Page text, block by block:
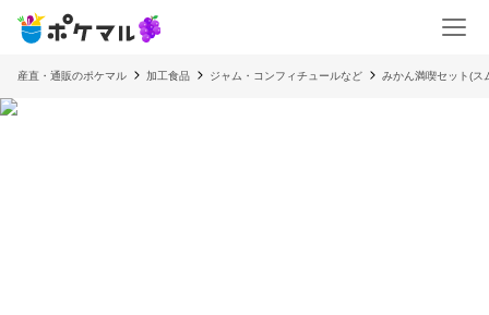
産直・通販のポケマル 加工食品 ジャム・コンフィチュールなど みかん満喫セット(ス